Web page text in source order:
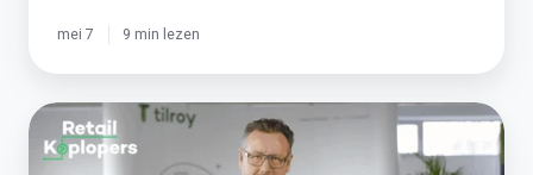
mei 7 9 min lezen
Beeldschermcommunicatie
en
muziek